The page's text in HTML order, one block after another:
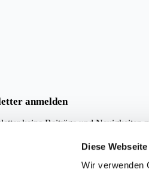
Diese
Wir verwenden
anmelden
keine Beiträge und Neuigkeiten